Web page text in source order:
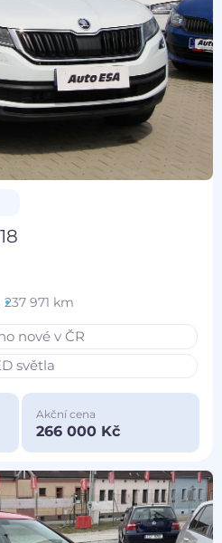
237 971 km
nové v ČR
světla
Akční cena
266 000 Kč